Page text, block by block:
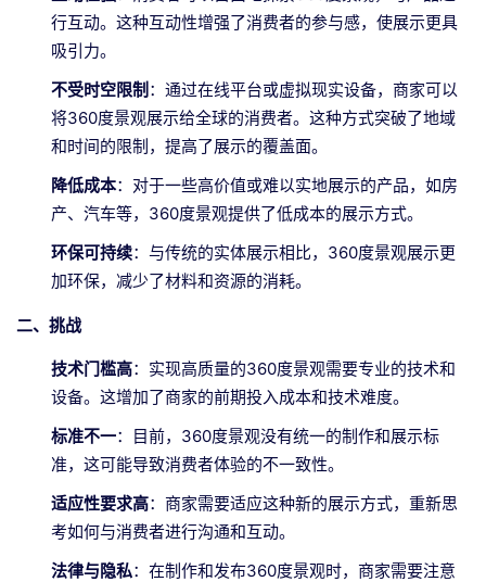
行互动。这种互动性增强了消费者的参与感，使展示更具
吸引力。
不受时空限制 ：通过在线平台或虚拟现实设备，商家可以
将360度景观展示给全球的消费者。这种方式突破了地域
和时间的限制，提高了展示的覆盖面。
降低成本：对于一些高价值或难以实地展示的产品，如房
产、汽车等，360度景观提供了低成本的展示方式。
环保可持续：与传统的实体展示相比，360度景观展示更
加环保，减少了材料和资源的消耗。
二、挑战
技术门槛高：实现高质量的360度景观需要专业的技术和
设备。这增加了商家的前期投入成本和技术难度。
标准不一：目前，360度景观没有统一的制作和展示标
准，这可能导致消费者体验的不一致性。
适应性要求高：商家需要适应这种新的展示方式，重新思
考如何与消费者进行沟通和互动。
法律与隐私：在制作和发布360度景观时，商家需要注意